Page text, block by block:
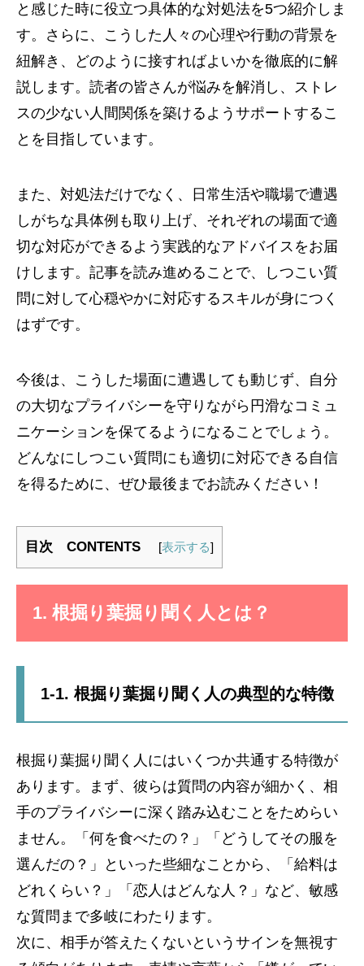
と感じた時に役立つ具体的な対処法を5つ紹介しま
す。さらに、こうした人々の心理や行動の背景を
紐解き、どのように接すればよいかを徹底的に解
説します。読者の皆さんが悩みを解消し、ストレ
スの少ない人間関係を築けるようサポートするこ
とを目指しています。
また、対処法だけでなく、日常生活や職場で遭遇
しがちな具体例も取り上げ、それぞれの場面で適
切な対応ができるよう実践的なアドバイスをお届
けします。記事を読み進めることで、しつこい質
問に対して心穏やかに対応するスキルが身につく
はずです。
今後は、こうした場面に遭遇しても動じず、自分
の大切なプライバシーを守りながら円滑なコミュ
ニケーションを保てるようになることでしょう。
どんなにしつこい質問にも適切に対応できる自信
を得るために、ぜひ最後までお読みください！
目次 CONTENTS [表示する]
1. 根掘り葉掘り聞く人とは？
1-1. 根掘り葉掘り聞く人の典型的な特徴
根掘り葉掘り聞く人にはいくつか共通する特徴が
あります。まず、彼らは質問の内容が細かく、相
手のプライバシーに深く踏み込むことをためらい
ません。「何を食べたの？」「どうしてその服を
選んだの？」といった些細なことから、「給料は
どれくらい？」「恋人はどんな人？」など、敏感
な質問まで多岐にわたります。
次に、相手が答えたくないというサインを無視す